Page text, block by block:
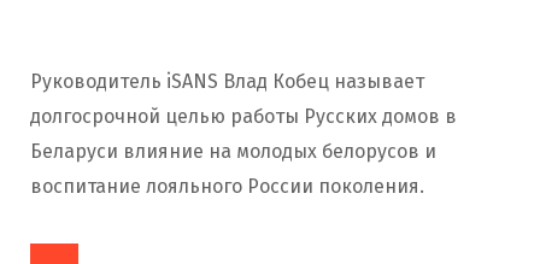
Руководитель iSANS Влад Кобец называет
долгосрочной целью работы Русских домов в
Беларуси влияние на молодых белорусов и
воспитание лояльного России поколения.